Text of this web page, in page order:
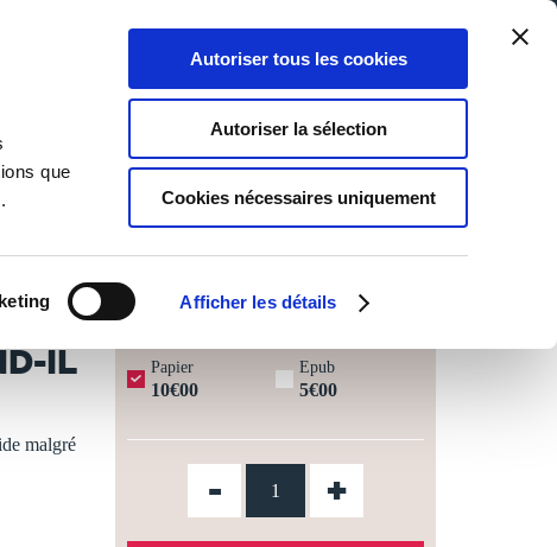
que
Afficher les détails
Autoriser tous les cookies
Autoriser la sélection
Cookies nécessaires uniquement
0
Panier
0
Ma liste
Connexion
JOURS OUVRÉS ⏱️
IL
malgré
Papier
10€00
Epub
5€00
- +